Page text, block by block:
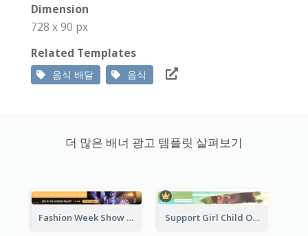
Dimension
728 x 90 px
Related Templates
음식 배달 음식
더 많은 배너 광고 템플릿 살펴보기
Fashion Week Show Banner Ad Support Girl Child Online Campaign Banner Ad